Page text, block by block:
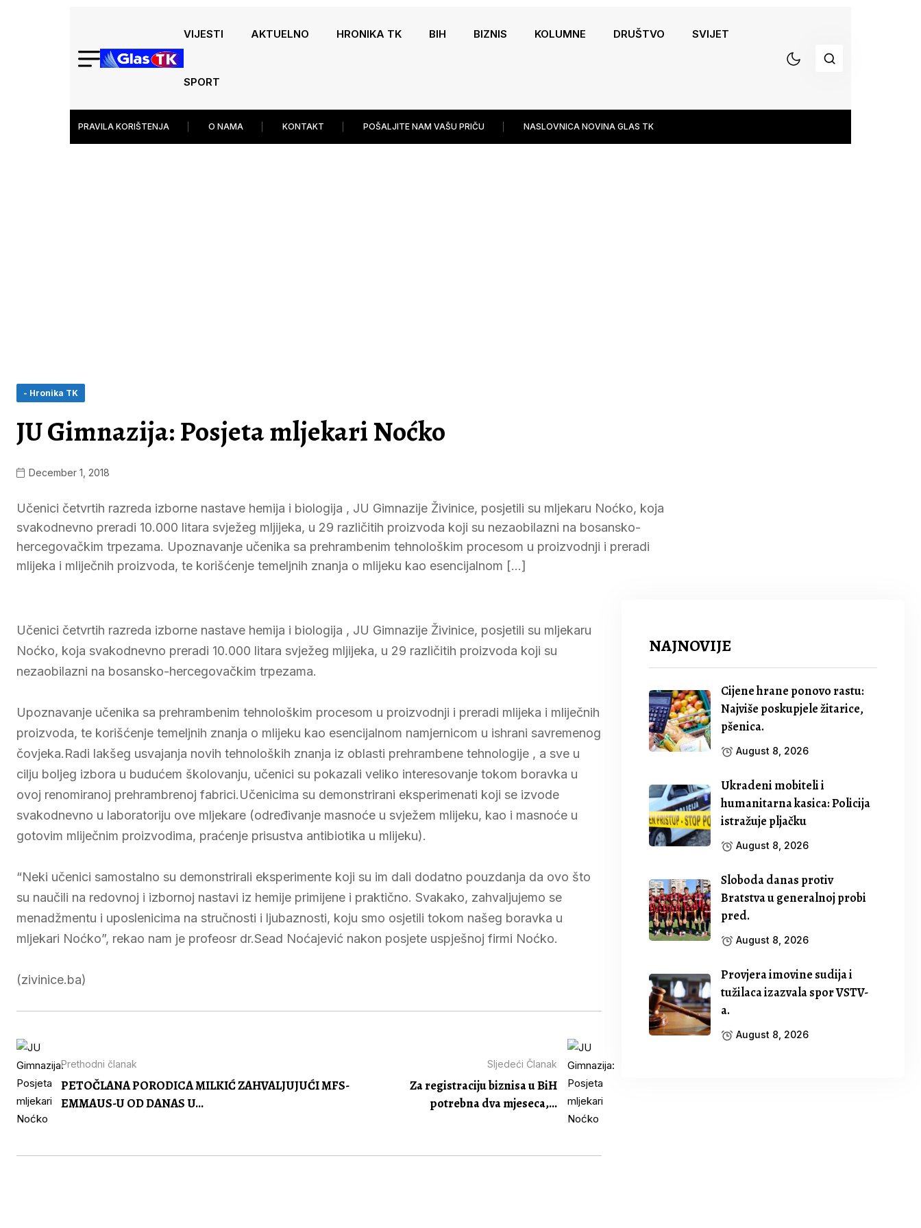
VIJESTI AKTUELNO HRONIKA TK BIH BIZNIS KOLUMNE DRUŠTVO SVIJET
SPORT
PRAVILA KORIŠTENJA O NAMA KONTAKT POŠALJITE NAM VAŠU PRIČU NASLOVNICA NOVINA GLAS TK
- Hronika TK
JU Gimnazija: Posjeta mljekari Noćko
December 1, 2018
Učenici četvrtih razreda izborne nastave hemija i biologija , JU Gimnazije Živinice, posjetili su mljekaru Noćko, koja
svakodnevno preradi 10.000 litara svježeg mljijeka, u 29 različitih proizvoda koji su nezaobilazni na bosansko-
hercegovačkim trpezama. Upoznavanje učenika sa prehrambenim tehnološkim procesom u proizvodnji i preradi
mlijeka i mliječnih proizvoda, te korišćenje temeljnih znanja o mlijeku kao esencijalnom […]
Učenici četvrtih razreda izborne nastave hemija i biologija , JU Gimnazije Živinice, posjetili su mljekaru
Noćko, koja svakodnevno preradi 10.000 litara svježeg mljijeka, u 29 različitih proizvoda koji su
nezaobilazni na bosansko-hercegovačkim trpezama.
Upoznavanje učenika sa prehrambenim tehnološkim procesom u proizvodnji i preradi mlijeka i mliječnih
proizvoda, te korišćenje temeljnih znanja o mlijeku kao esencijalnom namjernicom u ishrani savremenog
čovjeka.Radi lakšeg usvajanja novih tehnoloških znanja iz oblasti prehrambene tehnologije , a sve u
cilju boljeg izbora u budućem školovanju, učenici su pokazali veliko interesovanje tokom boravka u
ovoj renomiranoj prehrambrenoj fabrici.Učenicima su demonstrirani eksperimenati koji se izvode
svakodnevno u laboratoriju ove mljekare (određivanje masnoće u svježem mlijeku, kao i masnoće u
gotovim mliječnim proizvodima, praćenje prisustva antibiotika u mlijeku).
“Neki učenici samostalno su demonstrirali eksperimente koji su im dali dodatno pouzdanja da ovo što
su naučili na redovnoj i izbornoj nastavi iz hemije primijene i praktično. Svakako, zahvaljujemo se
menadžmentu i uposlenicima na stručnosti i ljubaznosti, koju smo osjetili tokom našeg boravka u
mljekari Noćko”, rekao nam je profeosr dr.Sead Noćajević nakon posjete uspješnoj firmi Noćko.
(zivinice.ba)
Prethodni članak
PETOČLANA PORODICA MILKIĆ ZAHVALJUJUĆI MFS-
EMMAUS-U OD DANAS U...
Sljedeći Članak
Za registraciju biznisa u BiH
potrebna dva mjeseca,...
NAJNOVIJE
Cijene hrane ponovo rastu:
Najviše poskupjele žitarice,
pšenica.
August 8, 2026
Ukradeni mobiteli i
humanitarna kasica: Policija
istražuje pljačku
August 8, 2026
Sloboda danas protiv
Bratstva u generalnoj probi
pred.
August 8, 2026
Provjera imovine sudija i
tužilaca izazvala spor VSTV-
a.
August 8, 2026